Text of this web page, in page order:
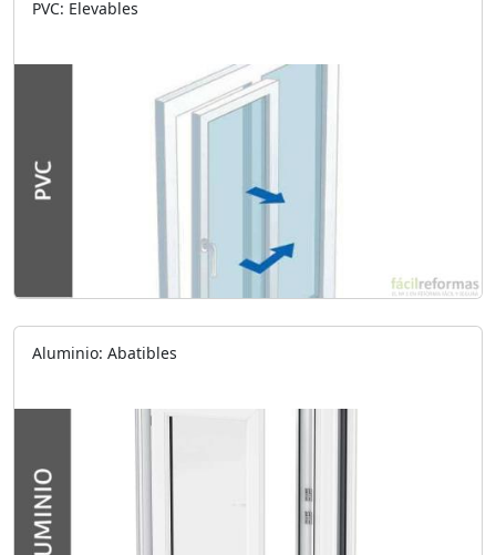
PVC: Elevables
Aluminio: Abatibles